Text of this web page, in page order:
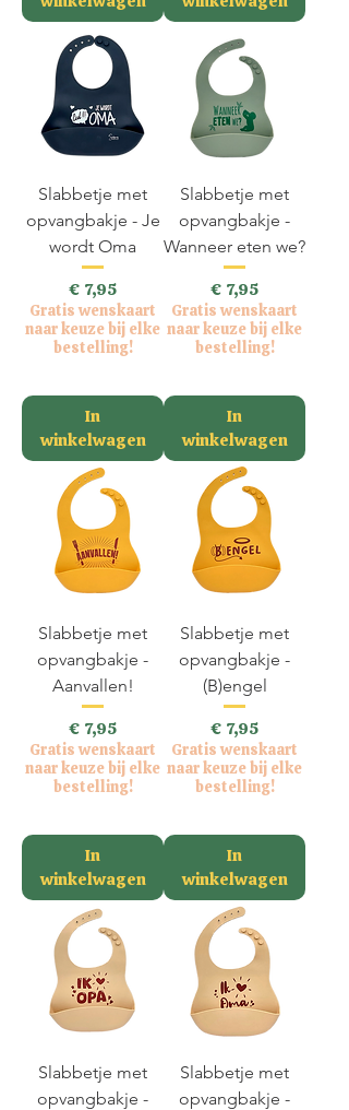
Slabbetje met
opvangbakje - Je
wordt Oma
Prijs
€ 7,95
Gratis wenskaart
naar keuze bij elke
bestelling!
In
winkelwagen
Slabbetje met
opvangbakje -
Wanneer eten we?
Prijs
€ 7,95
Gratis wenskaart
naar keuze bij elke
bestelling!
In
winkelwagen
Slabbetje met
opvangbakje -
Aanvallen!
Prijs
€ 7,95
Gratis wenskaart
naar keuze bij elke
bestelling!
In
winkelwagen
Slabbetje met
opvangbakje -
(B)engel
Prijs
€ 7,95
Gratis wenskaart
naar keuze bij elke
bestelling!
In
winkelwagen
Slabbetje met
opvangbakje -
Slabbetje met
opvangbakje -